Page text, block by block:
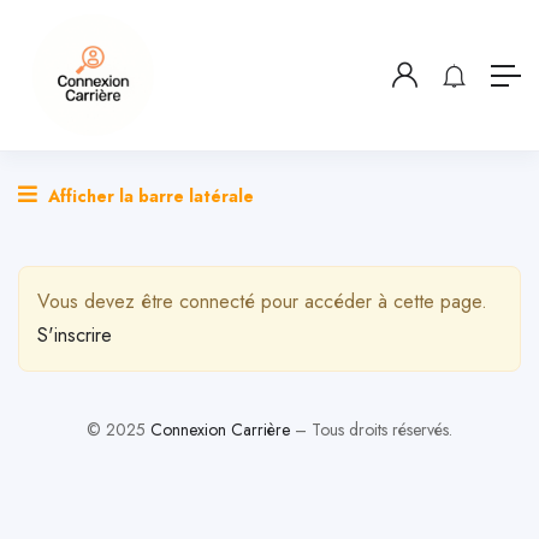
Afficher la barre latérale
Vous devez être connecté pour accéder à cette page.
S'inscrire
© 2025 Connexion Carrière – Tous droits réservés.